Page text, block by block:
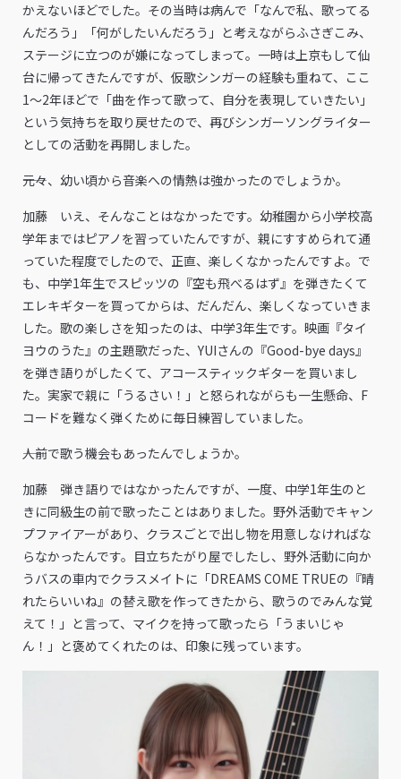
かえないほどでした。その当時は病んで「なんで私、歌ってる
んだろう」「何がしたいんだろう」と考えながらふさぎこみ、
ステージに立つのが嫌になってしまって。一時は上京もして仙
台に帰ってきたんですが、仮歌シンガーの経験も重ねて、ここ
1〜2年ほどで「曲を作って歌って、自分を表現していきたい」
という気持ちを取り戻せたので、再びシンガーソングライター
としての活動を再開しました。
――元々、幼い頃から音楽への情熱は強かったのでしょうか。
加藤 いえ、そんなことはなかったです。幼稚園から小学校高
学年まではピアノを習っていたんですが、親にすすめられて通
っていた程度でしたので、正直、楽しくなかったんですよ。で
も、中学1年生でスピッツの『空も飛べるはず』を弾きたくて
エレキギターを買ってからは、だんだん、楽しくなっていきま
した。歌の楽しさを知ったのは、中学3年生です。映画『タイ
ヨウのうた』の主題歌だった、YUIさんの『Good-bye days』
を弾き語りがしたくて、アコースティックギターを買いまし
た。実家で親に「うるさい！」と怒られながらも一生懸命、F
コードを難なく弾くために毎日練習していました。
――人前で歌う機会もあったんでしょうか。
加藤 弾き語りではなかったんですが、一度、中学1年生のと
きに同級生の前で歌ったことはありました。野外活動でキャン
プファイアーがあり、クラスごとで出し物を用意しなければな
らなかったんです。目立ちたがり屋でしたし、野外活動に向か
うバスの車内でクラスメイトに「DREAMS COME TRUEの『晴
れたらいいね』の替え歌を作ってきたから、歌うのでみんな覚
えて！」と言って、マイクを持って歌ったら「うまいじゃ
ん！」と褒めてくれたのは、印象に残っています。